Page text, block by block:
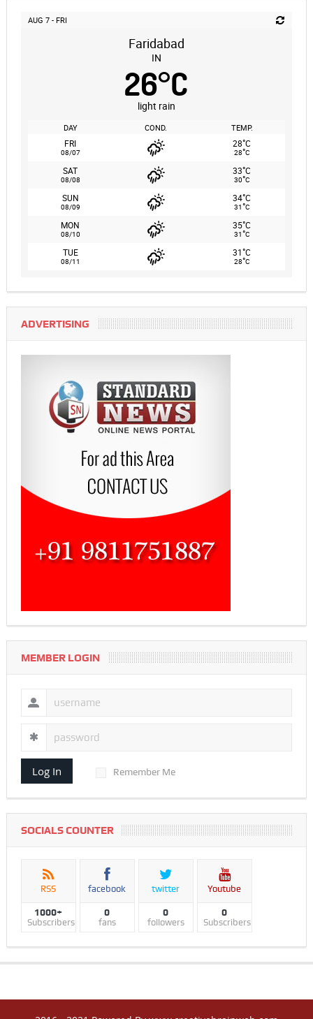
AUG 7 - FRI
Faridabad
IN
26°C
light rain
DAY COND. TEMP.
FRI
08/07
28°C
28°C
SAT
08/08
33°C
30°C
SUN
08/09
34°C
31°C
MON
08/10
35°C
31°C
TUE
08/11
31°C
28°C
ADVERTISING
MEMBER LOGIN
Log In Remember Me
SOCIALS COUNTER
RSS
1000+
Subscribers
facebook
0
fans
twitter
0
followers
Youtube
0
Subscribers